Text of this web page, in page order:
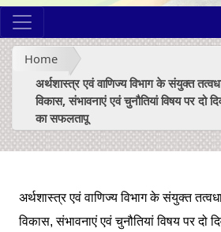
Home
अर्थशास्त्र एवं वाणिज्य विभाग के संयुक्त
विकास, संभावनाएं एवं चुनौतियां विषय पर दो
का सफलतापू
अर्थशास्त्र एवं वाणिज्य विभाग के संयुक्त
विकास, संभावनाएं एवं चुनौतियां विषय पर दो